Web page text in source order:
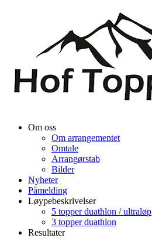
Om oss
Om arrangementet
Omtale
Arrangørstab
Bilder
Nyheter
Påmelding
Løypebeskrivelser
5 topper duathlon / ultraløp
3 topper duathlon
Resultater